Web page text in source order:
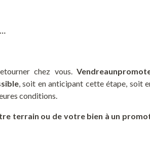
chez vous.
, soit en anticipant cette étape, soit
conditions.
terrain ou de votre bien à un